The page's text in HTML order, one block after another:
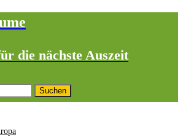
die nächste Auszeit